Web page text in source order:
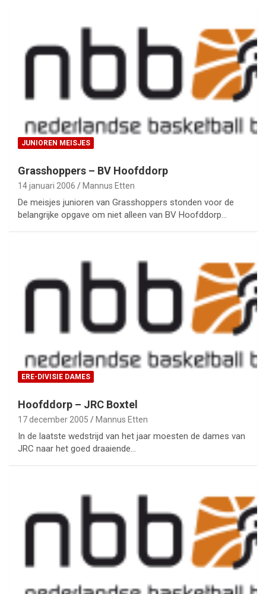
JUNIOREN MEISJES
Grasshoppers – BV Hoofddorp
14 januari 2006 Mannus Etten
De meisjes junioren van Grasshoppers stonden voor de
belangrijke opgave om niet alleen van BV Hoofddorp…
ERE-DIVISIE DAMES
Hoofddorp – JRC Boxtel
17 december 2005 Mannus Etten
In de laatste wedstrijd van het jaar moesten de dames van
JRC naar het goed draaiende…